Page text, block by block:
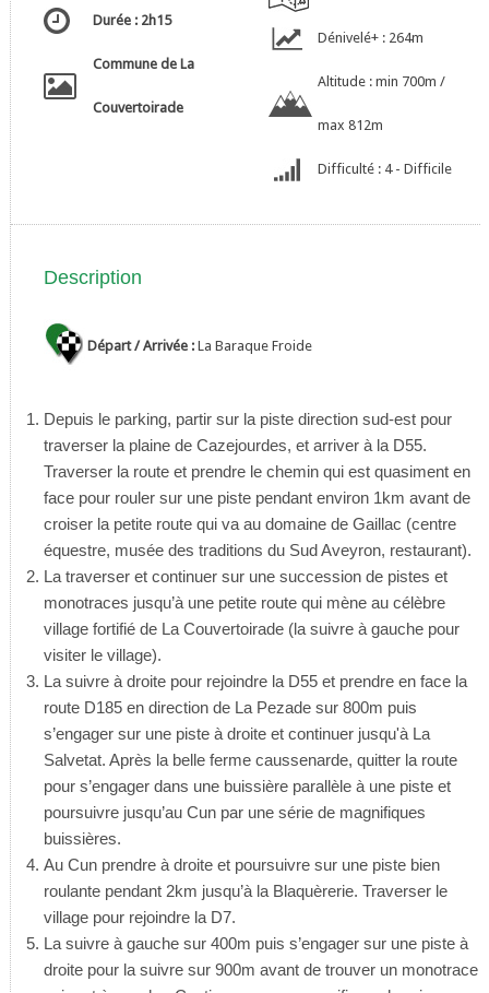
Durée : 2h15
Commune de La
Couvertoirade
Dénivelé+ : 264m
Altitude : min 700m /
max 812m
Difficulté : 4 - Difficile
Description
Départ / Arrivée : La Baraque Froide
Depuis le parking, partir sur la piste direction sud-est pour
traverser la plaine de Cazejourdes, et arriver à la D55.
Traverser la route et prendre le chemin qui est quasiment en
face pour rouler sur une piste pendant environ 1km avant de
croiser la petite route qui va au domaine de Gaillac (centre
équestre, musée des traditions du Sud Aveyron, restaurant).
La traverser et continuer sur une succession de pistes et
monotraces jusqu’à une petite route qui mène au célèbre
village fortifié de La Couvertoirade (la suivre à gauche pour
visiter le village).
La suivre à droite pour rejoindre la D55 et prendre en face la
route D185 en direction de La Pezade sur 800m puis
s’engager sur une piste à droite et continuer jusqu'à La
Salvetat. Après la belle ferme caussenarde, quitter la route
pour s’engager dans une buissière parallèle à une piste et
poursuivre jusqu’au Cun par une série de magnifiques
buissières.
Au Cun prendre à droite et poursuivre sur une piste bien
roulante pendant 2km jusqu’à la Blaquèrerie. Traverser le
village pour rejoindre la D7.
La suivre à gauche sur 400m puis s’engager sur une piste à
droite pour la suivre sur 900m avant de trouver un monotrace